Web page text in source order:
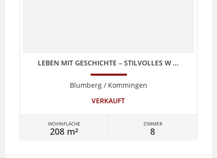
LEBEN MIT GESCHICHTE – STILVOLLES W ...
Blumberg / Kommingen
VERKAUFT
WOHNFLÄCHE
208 m²
ZIMMER
8